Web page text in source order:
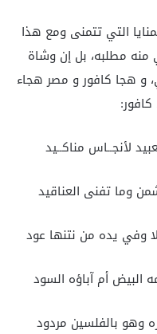
التي تتمنى ومع هذا
منه مطلبه، بل إن وشاة
و هجا كافور و مصر هجاء
لأنجــاس مناكــيد
وما تفنى العناقيد
وفي يده من نتنها عود
أم آباؤه السود
وهو بالفلسين مردود